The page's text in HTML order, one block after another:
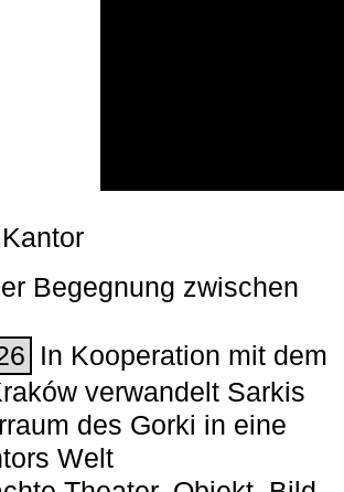
Begegnung zwischen
In Kooperation mit dem
verwandelt Sarkis
des Gorki in eine
Welt